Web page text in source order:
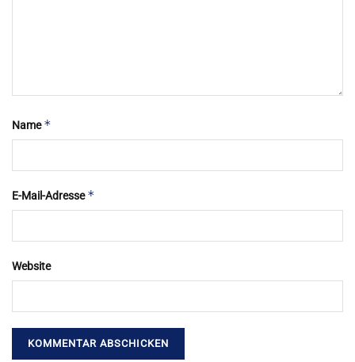
Name*
E-Mail-Adresse*
Website